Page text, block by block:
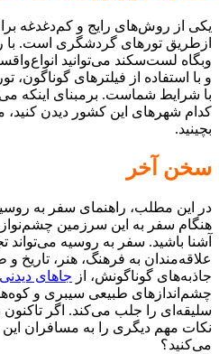
یکی از روش‌های رایج و کم‌دغدغه
ازطریق تورهای گردشگری است. با
وبگاه لست‌سکند می‌توانید
و با استفاده از فیلترهای گوناگون،
با شرایط شماست. برمبنای اینکه
کدام شهرهای این کشور دیدن کنید،
بچینید.
سخن آخر
در این مطلب، راهنمای سفر به روسیه
هنگام سفر به این سرزمین
آشنا باشید. سفر به روسیه می‌تواند
علاقه‌مندان به فرهنگ، هنر، تاریخ
جاذبه‌های گوناگونش، از جاهای
چشم‌اندازهای طبیعی سیبری و
سلیقه‌ای را جلب می‌کند. اگر
نکات مهم دیگری را به مسافران
می‌کنید؟